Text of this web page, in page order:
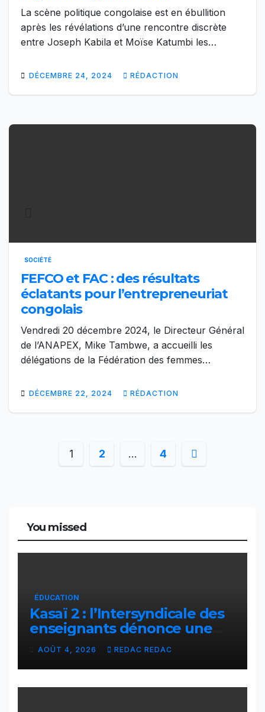
La scène politique congolaise est en ébullition
après les révélations d’une rencontre discrète
entre Joseph Kabila et Moïse Katumbi les…
DÉCEMBRE 24, 2024 RÉDACTION
SOCIÉTÉ
FEFCO et FAC : des résultats
éclatants pour l’entrepreneuriat
congolais
Vendredi 20 décembre 2024, le Directeur Général
de l’ANAPEX, Mike Tambwe, a accueilli les
délégations de la Fédération des femmes…
DÉCEMBRE 22, 2024 RÉDACTION
Pagination
1 2 … 4
You missed
ÉDUCATION
Kasaï 2 : l’Intersyndicale des
enseignants dénonce une
contribution financière
imposée aux écoles de la
CNCA
AOÛT 4, 2026 REDAC REDAC